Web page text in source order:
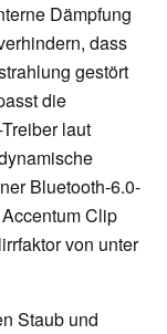
Dämpfung
dass
gestört
die
laut
Bluetooth-6.0-
Clip
von unter
Staub und